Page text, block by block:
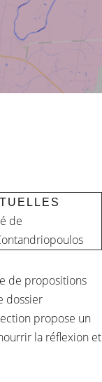
de
de propositions
dossier
propose un
la réflexion et